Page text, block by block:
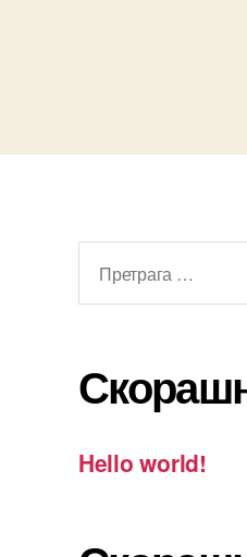
Hello world!